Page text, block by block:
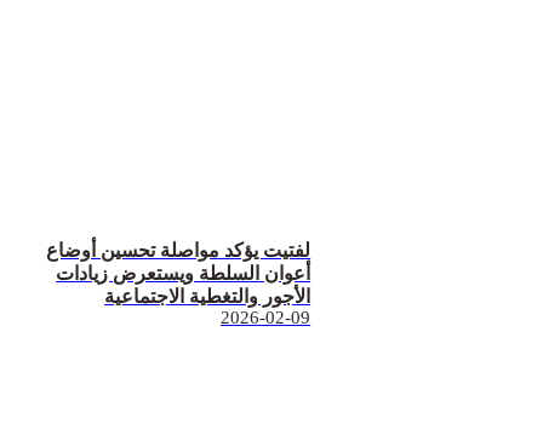
لفتيت يؤكد مواصلة تحسين أوضاع
أعوان السلطة ويستعرض زيادات
الأجور والتغطية الاجتماعية
2026-02-09